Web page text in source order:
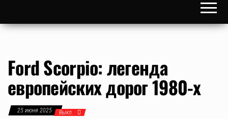
Ford Scorpio: легенда
европейских дорог 1980-х
25 июня 2025 Выкл.